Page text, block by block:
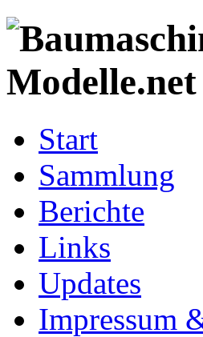
Start
Sammlung
Berichte
Links
Updates
Impressum